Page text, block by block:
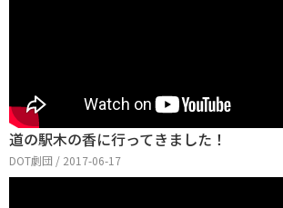
道の駅木の香に行ってきました！
DOT劇団 / 2017-06-17